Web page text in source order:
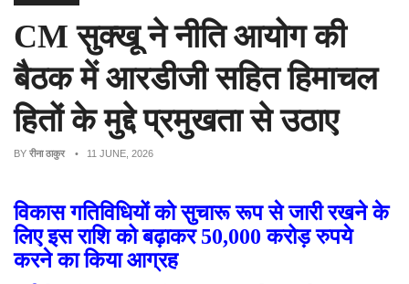
CM सुक्खू ने नीति आयोग की
बैठक में आरडीजी सहित हिमाचल
हितों के मुद्दे प्रमुखता से उठाए
BY रीना ठाकुर • 11 JUNE, 2026
विकास गतिविधियों को सुचारू रूप से जारी रखने के
लिए इस राशि को बढ़ाकर 50,000 करोड़ रुपये
करने का किया आग्रह